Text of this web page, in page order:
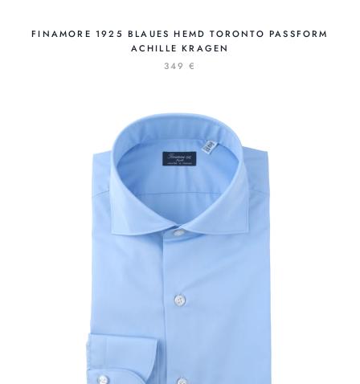
FINAMORE 1925 BLAUES HEMD TORONTO PASSFORM
ACHILLE KRAGEN
349 €